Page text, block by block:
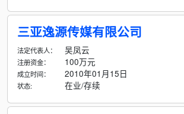
三亚逸源传媒有限公司
法定代表人： 吴凤云
注册资金： 100万元
成立时间： 2010年01月15日
状态: 在业/存续